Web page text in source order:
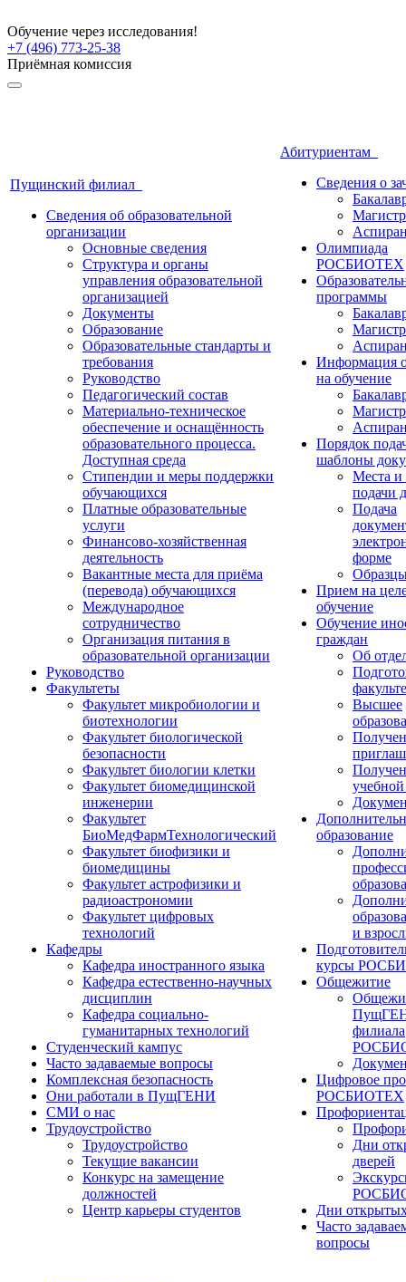
Обучение через исследования!
+7 (496) 773-25-38
Приёмная комиссия
Пущинский филиал
Сведения об образовательной
организации
Основные сведения
Структура и органы
управления образовательной
организацией
Документы
Образование
Образовательные стандарты и
требования
Руководство
Педагогический состав
Материально-техническое
обеспечение и оснащённость
образовательного процесса.
Доступная среда
Стипендии и меры поддержки
обучающихся
Платные образовательные
услуги
Финансово-хозяйственная
деятельность
Вакантные места для приёма
(перевода) обучающихся
Международное
сотрудничество
Организация питания в
образовательной организации
Руководство
Факультеты
Факультет микробиологии и
биотехнологии
Факультет биологической
безопасности
Факультет биологии клетки
Факультет биомедицинской
инженерии
Факультет
БиоМедФармТехнологический
Факультет биофизики и
биомедицины
Факультет астрофизики и
радиоастрономии
Факультет цифровых
технологий
Кафедры
Кафедра иностранного языка
Кафедра естественно-научных
дисциплин
Кафедра социально-
гуманитарных технологий
Студенческий кампус
Часто задаваемые вопросы
Комплексная безопасность
Они работали в ПущГЕНИ
СМИ о нас
Трудоустройство
Трудоустройство
Текущие вакансии
Конкурс на замещение
должностей
Центр карьеры студентов
Абитуриентам
Сведения о
Олимпиада
РОСБИОТЕХ
программы
Информация
на обучение
Порядок
шаблоны
Места и
подачи
Подача
форме
Прием на
обучение
Обучение
граждан
Об
Высшее
образование
и
курсы
Общежитие
филиала
Цифровое
РОСБИОТЕХ
Дни
дверей
Дни
Часто
вопросы